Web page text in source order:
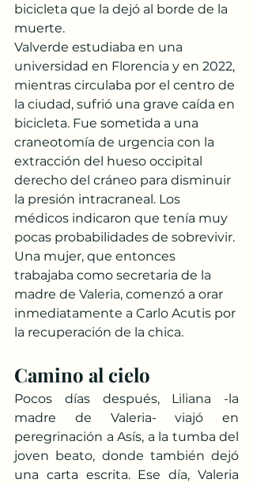
bicicleta que la dejó al borde de la
muerte.
Valverde estudiaba en una
universidad en Florencia y en 2022,
mientras circulaba por el centro de
la ciudad, sufrió una grave caída en
bicicleta. Fue sometida a una
craneotomía de urgencia con la
extracción del hueso occipital
derecho del cráneo para disminuir
la presión intracraneal. Los
médicos indicaron que tenía muy
pocas probabilidades de sobrevivir.
Una mujer, que entonces
trabajaba como secretaria de la
madre de Valeria, comenzó a orar
inmediatamente a Carlo Acutis por
la recuperación de la chica.
Camino al cielo
Pocos días después, Liliana -la
madre de Valeria- viajó en
peregrinación a Asís, a la tumba del
joven beato, donde también dejó
una carta escrita. Ese día, Valeria